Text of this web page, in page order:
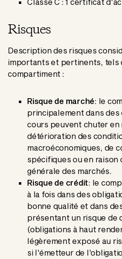
Risques
Description des risques
importants et pertinents, tels
compartiment :
Risque de marché: le
principalement dans
cours peuvent chuter en
détérioration des
macroéconomiques, de
spécifiques ou en raison
générale des marchés.
Risque de crédit: le
à la fois dans des
bonne qualité et dans
présentant un risque de
(obligations à haut
légèrement exposé au
si l'émetteur de